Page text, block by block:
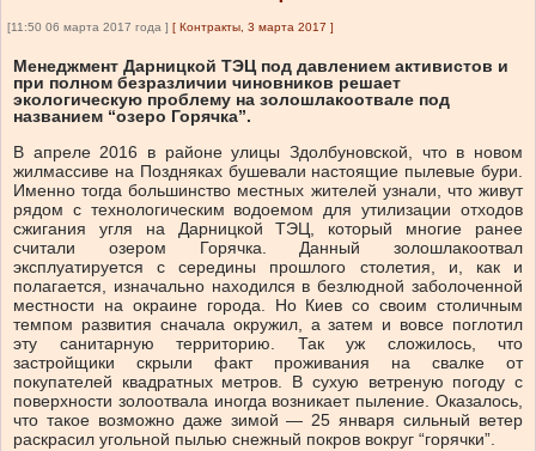
[11:50 06 марта 2017 года ] [ Контракты, 3 марта 2017 ]
Менеджмент Дарницкой ТЭЦ под давлением активистов и
при полном безразличии чиновников решает
экологическую проблему на золошлакоотвале под
названием “озеро Горячка”.
В апреле 2016 в районе улицы Здолбуновской, что в новом
жилмассиве на Поздняках бушевали настоящие пылевые бури.
Именно тогда большинство местных жителей узнали, что живут
рядом с технологическим водоемом для утилизации отходов
сжигания угля на Дарницкой ТЭЦ, который многие ранее
считали озером Горячка. Данный золошлакоотвал
эксплуатируется с середины прошлого столетия, и, как и
полагается, изначально находился в безлюдной заболоченной
местности на окраине города. Но Киев со своим столичным
темпом развития сначала окружил, а затем и вовсе поглотил
эту санитарную территорию. Так уж сложилось, что
застройщики скрыли факт проживания на свалке от
покупателей квадратных метров. В сухую ветреную погоду с
поверхности золоотвала иногда возникает пыление. Оказалось,
что такое возможно даже зимой — 25 января сильный ветер
раскрасил угольной пылью снежный покров вокруг “горячки”.